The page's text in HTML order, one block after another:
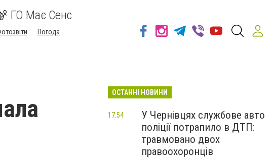
ГО Має Сенс
Погода
ОСТАННІ НОВИНИ
У Чернівцях службове авто
поліції потрапило в ДТП:
травмовано двох
правоохоронців
17:54